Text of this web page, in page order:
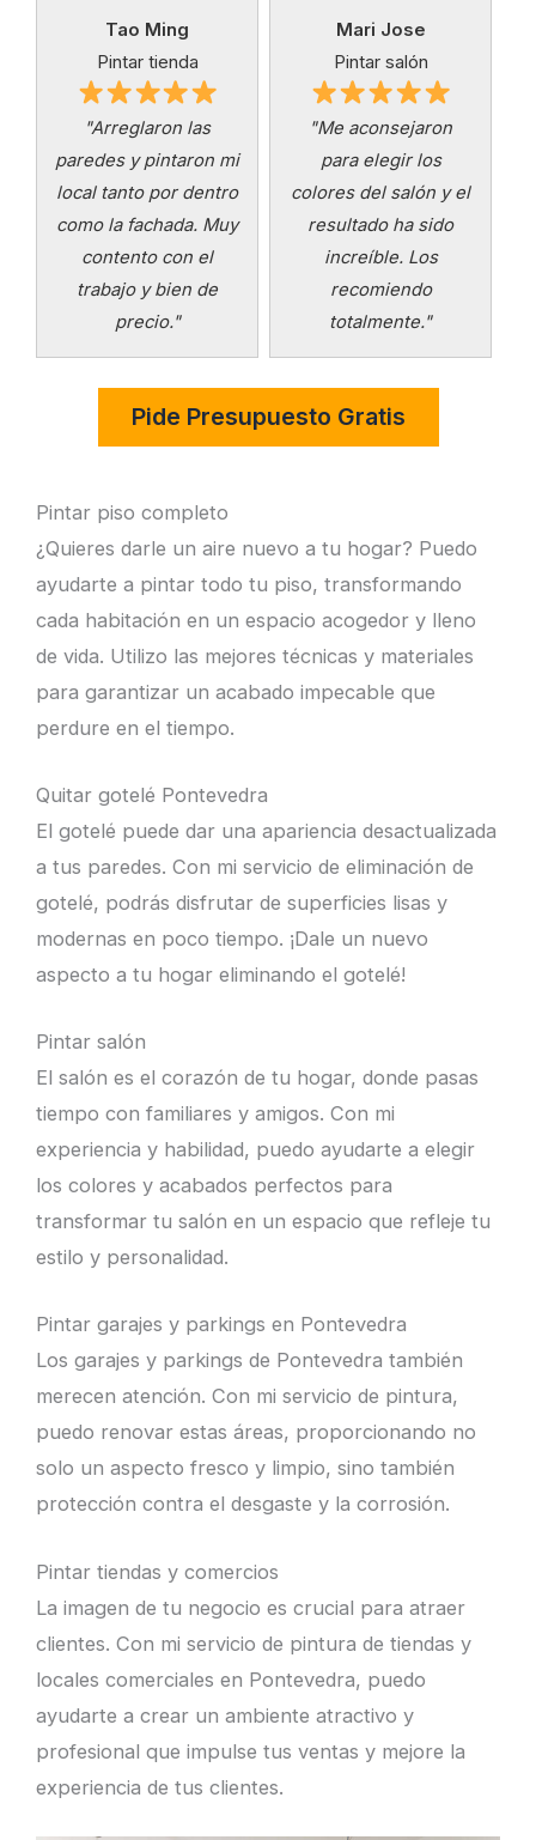
Tao Ming
Pintar tienda
"Arreglaron las
paredes y pintaron mi
local tanto por dentro
como la fachada. Muy
contento con el
trabajo y bien de
precio."
Mari Jose
Pintar salón
"Me aconsejaron
para elegir los
colores del salón y el
resultado ha sido
increíble. Los
recomiendo
totalmente."
Pintar piso completo
¿Quieres darle un aire nuevo a tu hogar? Puedo
ayudarte a pintar todo tu piso, transformando
cada habitación en un espacio acogedor y lleno
de vida. Utilizo las mejores técnicas y materiales
para garantizar un acabado impecable que
perdure en el tiempo.
Quitar gotelé Pontevedra
El gotelé puede dar una apariencia desactualizada
a tus paredes. Con mi servicio de eliminación de
gotelé, podrás disfrutar de superficies lisas y
modernas en poco tiempo. ¡Dale un nuevo
aspecto a tu hogar eliminando el gotelé!
Pintar salón
El salón es el corazón de tu hogar, donde pasas
tiempo con familiares y amigos. Con mi
experiencia y habilidad, puedo ayudarte a elegir
los colores y acabados perfectos para
transformar tu salón en un espacio que refleje tu
estilo y personalidad.
Pintar garajes y parkings en Pontevedra
Los garajes y parkings de Pontevedra también
merecen atención. Con mi servicio de pintura,
puedo renovar estas áreas, proporcionando no
solo un aspecto fresco y limpio, sino también
protección contra el desgaste y la corrosión.
Pintar tiendas y comercios
La imagen de tu negocio es crucial para atraer
clientes. Con mi servicio de pintura de tiendas y
locales comerciales en Pontevedra, puedo
ayudarte a crear un ambiente atractivo y
profesional que impulse tus ventas y mejore la
experiencia de tus clientes.